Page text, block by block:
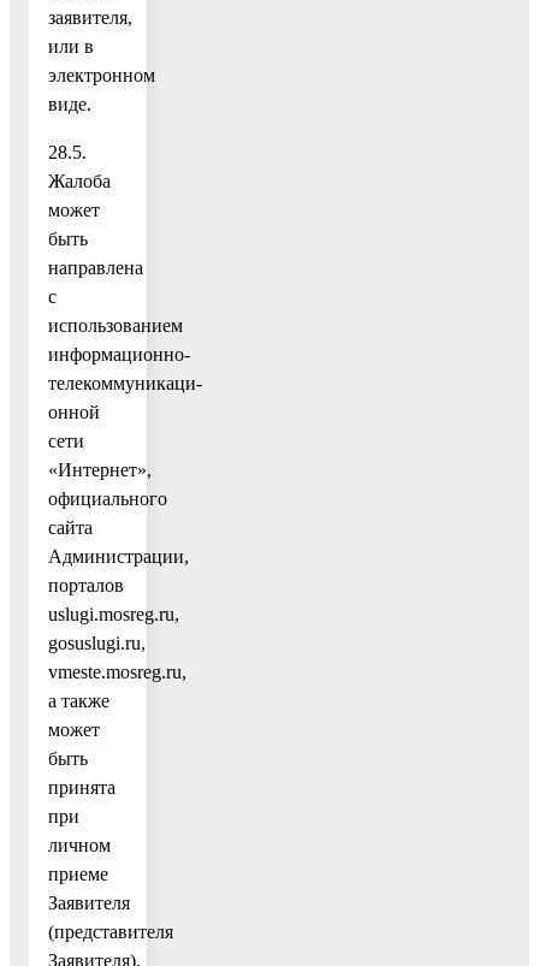
заявителя,
или в
электронном
виде.
28.5.
Жалоба
может
быть
направлена
с
использованием
информационно-
телекоммуникаци-
онной
сети
«Интернет»,
официального
сайта
Администрации,
порталов
uslugi.mosreg.ru,
gosuslugi.ru,
vmeste.mosreg.ru,
а также
может
быть
принята
при
личном
приеме
Заявителя
(представителя
Заявителя).